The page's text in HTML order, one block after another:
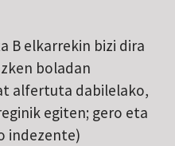
B elkarrekin bizi dira
boladan
alfertuta dabilelako,
egiten; gero eta
indezente)